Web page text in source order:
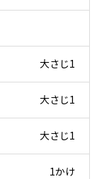
大さじ1
大さじ1
大さじ1
1かけ